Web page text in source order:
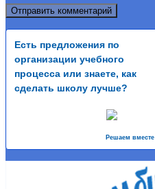
Есть предложения по
организации учебного
процесса или знаете, как
сделать школу лучше?
Решаем вместе